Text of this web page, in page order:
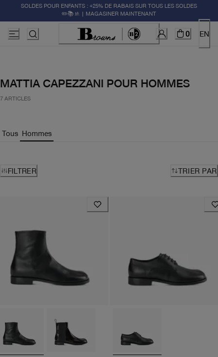
SOLDES POUR ENFANTS : +25% DE RABAIS SUR TOUS LES SOLDES
✏️📚🚸 | MAGASINER MAINTENANT
0 EN
MATTIA CAPEZZANI POUR HOMMES
7 ARTICLES
Tous Hommes
FILTRER TRIER PAR